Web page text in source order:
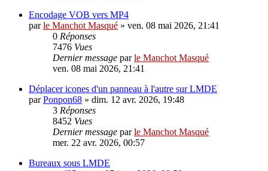
Encodage VOB vers MP4
parle Manchot Masqué » ven. 08 mai 2026, 21:41
0 Réponses
7476 Vues
Dernier message parle Manchot Masqué
ven. 08 mai 2026, 21:41
Déplacer icones d'un panneau à l'autre sur LMDE
parPonpon68 » dim. 12 avr. 2026, 19:48
3 Réponses
8452 Vues
Dernier message parle Manchot Masqué
mer. 22 avr. 2026, 00:57
Bureaux sous LMDE